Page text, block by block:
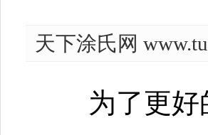
天下涂氏网
为了更好的